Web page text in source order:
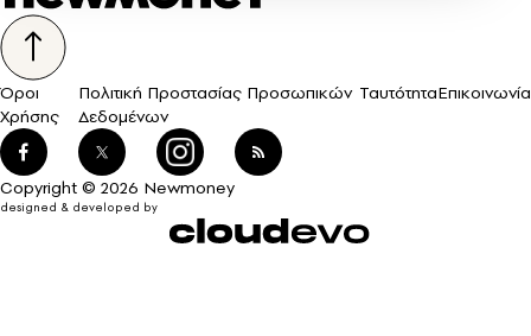
Όροι
Χρήσης
Πολιτική Προστασίας Προσωπικών
Δεδομένων
ΤαυτότηταΕπικοινωνία
Copyright © 2026 Newmoney
designed & developed by